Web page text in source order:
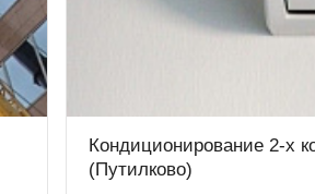
Кондиционирование 2-х
(Путилково)